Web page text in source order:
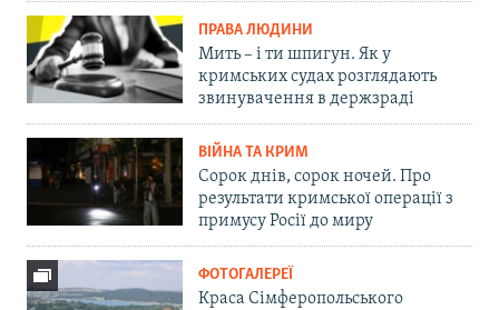
ПРАВА ЛЮДИНИ
Мить – і ти шпигун. Як у
кримських судах розглядають
звинувачення в держзраді
ВІЙНА ТА КРИМ
Сорок днів, сорок ночей. Про
результати кримської операції з
примусу Росії до миру
ФОТОГАЛЕРЕЇ
Краса Сімферопольського